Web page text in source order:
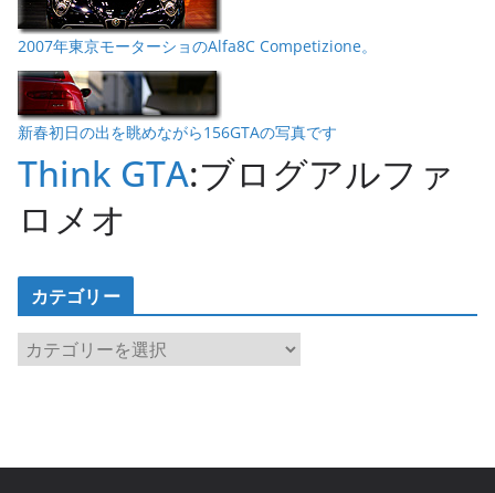
2007年東京モーターショのAlfa8C Competizione。
新春初日の出を眺めながら156GTAの写真です
Think GTA:ブログアルファ
ロメオ
カテゴリー
カ
テ